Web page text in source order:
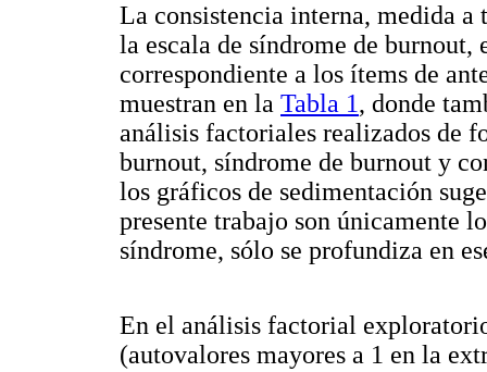
La consistencia interna, medida
la escala de síndrome de burnout,
correspondiente a los ítems de
muestran en la Tabla 1, donde
análisis factoriales realizados de
burnout, síndrome de burnout y
los gráficos de sedimentación
presente trabajo son únicamente
síndrome, sólo se profundiza en
En el análisis factorial
(autovalores mayores a 1 en la